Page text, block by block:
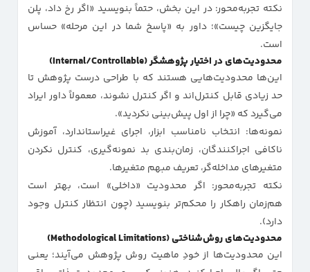
نکته تجربه‌محور: در این بخش، حتماً بنویسید «اگر رخ داد، پلن
جایگزین چیست»؛ داور به «پاسخ شما در این مرحله» حساس
است.
محدودیت‌های در اختیار پژوهشگر (Internal/Controllable)
این‌ها محدودیت‌هایی هستند که با طراحی درست پژوهش تا
حد زیادی قابل کنترل‌اند و اگر کنترل نشوند، معمولاً داور ایراد
می‌گیرد که «چرا از اول پیش‌بینی نکردید».
نمونه‌ها: انتخاب نامناسب ابزار، اجرای غیراستاندارد، آموزش
ناکافی اجراکنندگان، زمان‌بندی بد نمونه‌گیری، کنترل نکردن
متغیرهای مداخله‌گر، تعریف مبهم متغیرها.
نکته تجربه‌محور: اگر محدودیت «داخلی» است، بهتر است
هم‌زمان راهکار را محکم‌تر بنویسید (چون انتظار کنترل وجود
دارد).
محدودیت‌های روش‌شناختی (Methodological Limitations)
این محدودیت‌ها از خودِ ماهیت روش پژوهش می‌آیند؛ یعنی